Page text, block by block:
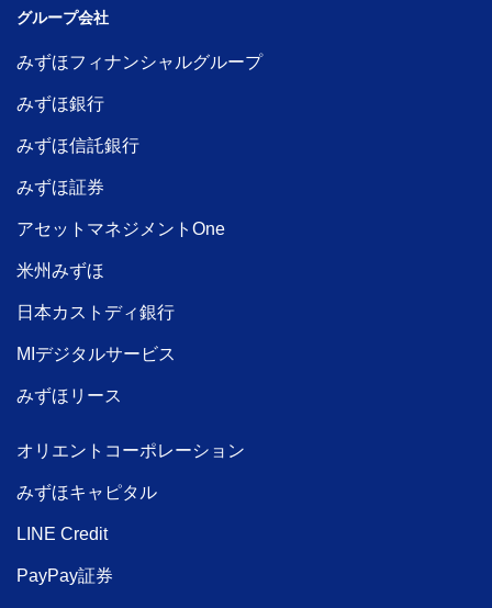
グループ会社
みずほフィナンシャルグループ
みずほ銀行
みずほ信託銀行
みずほ証券
アセットマネジメントOne
米州みずほ
日本カストディ銀行
MIデジタルサービス
みずほリース
オリエントコーポレーション
みずほキャピタル
LINE Credit
PayPay証券